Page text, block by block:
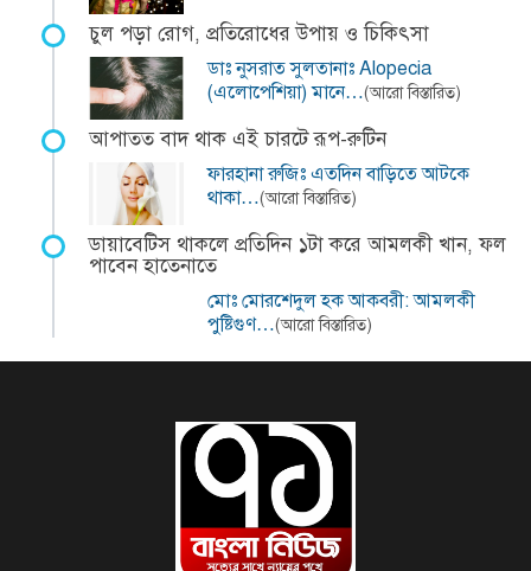
চুল পড়া রোগ, প্রতিরোধের উপায় ও চিকিৎসা
ডাঃ নুসরাত সুলতানাঃ Alopecia
(এলোপেশিয়া) মানে…(আরো বিস্তারিত)
আপাতত বাদ থাক এই চারটে রূপ-রুটিন
ফারহানা রুজিঃ এতদিন বাড়িতে আটকে
থাকা…(আরো বিস্তারিত)
ডায়াবেটিস থাকলে প্রতিদিন ১টা করে আমলকী খান, ফল
পাবেন হাতেনাতে
মোঃ মোরশেদুল হক আকবরী: আমলকী
পুষ্টিগুণ…(আরো বিস্তারিত)